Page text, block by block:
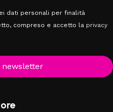
dati personali per finalità
compreso e accetto la privacy